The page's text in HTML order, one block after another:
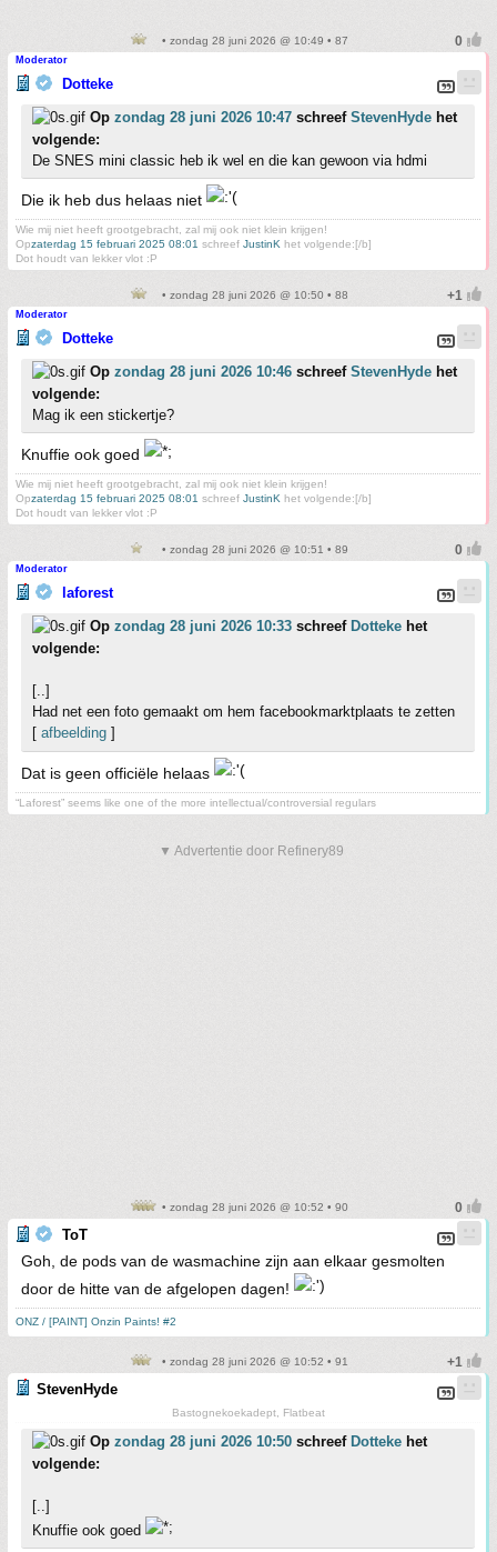
• zondag 28 juni 2026 @ 10:49 • 87
Moderator
Dotteke
Op zondag 28 juni 2026 10:47 schreef StevenHyde het
volgende:
De SNES mini classic heb ik wel en die kan gewoon via hdmi
Die ik heb dus helaas niet
Wie mij niet heeft grootgebracht, zal mij ook niet klein krijgen!
Opzaterdag 15 februari 2025 08:01 schreef JustinK het volgende:[/b]
Dot houdt van lekker vlot :P
• zondag 28 juni 2026 @ 10:50 • 88
Moderator
Dotteke
Op zondag 28 juni 2026 10:46 schreef StevenHyde het
volgende:
Mag ik een stickertje?
Knuffie ook goed
Wie mij niet heeft grootgebracht, zal mij ook niet klein krijgen!
Opzaterdag 15 februari 2025 08:01 schreef JustinK het volgende:[/b]
Dot houdt van lekker vlot :P
• zondag 28 juni 2026 @ 10:51 • 89
Moderator
laforest
Op zondag 28 juni 2026 10:33 schreef Dotteke het
volgende:
[..]
Had net een foto gemaakt om hem facebookmarktplaats te zetten
[ afbeelding ]
Dat is geen officiële helaas
“Laforest” seems like one of the more intellectual/controversial regulars
▼ Advertentie door Refinery89
• zondag 28 juni 2026 @ 10:52 • 90
ToT
Goh, de pods van de wasmachine zijn aan elkaar gesmolten
door de hitte van de afgelopen dagen!
ONZ / [PAINT] Onzin Paints! #2
• zondag 28 juni 2026 @ 10:52 • 91
StevenHyde
Bastognekoekadept, Flatbeat
Op zondag 28 juni 2026 10:50 schreef Dotteke het
volgende:
[..]
Knuffie ook goed